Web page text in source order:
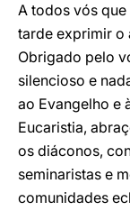
A todos vós
tarde exprimir o
Obrigado pelo
silencioso e
ao Evangelho e
Eucaristia,
os diáconos,
seminaristas e
comunidades